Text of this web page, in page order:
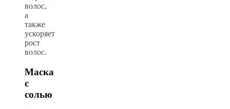
волос,
а
также
ускоряет
рост
волос.
Маска
с
солью